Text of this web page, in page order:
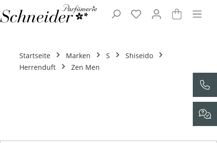
Zum Hauptinhalt springen
Startseite Marken S
Shiseido
Herrenduft
Zen Men